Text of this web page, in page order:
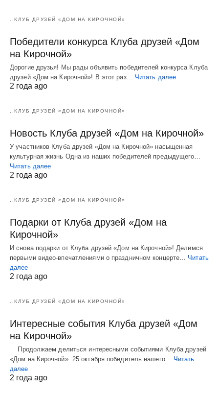
..КЛУБ ДРУЗЕЙ «ДОМ НА КИРОЧНОЙ»
Победители конкурса Клуба друзей «Дом
на Кирочной»
Дорогие друзья! Мы рады объявить победителей конкурса Клуба
друзей «Дом на Кирочной»! В этот раз… Читать далее
2 года ago
..КЛУБ ДРУЗЕЙ «ДОМ НА КИРОЧНОЙ»
Новость Клуба друзей «Дом на Кирочной»
У участников Клуба друзей «Дом на Кирочной» насыщенная
культурная жизнь Одна из наших победителей предыдущего…
Читать далее
2 года ago
..КЛУБ ДРУЗЕЙ «ДОМ НА КИРОЧНОЙ»
Подарки от Клуба друзей «Дом на
Кирочной»
И снова подарки от Клуба друзей «Дом на Кирочной»! Делимся
первыми видео-впечатлениями о праздничном концерте… Читать
далее
2 года ago
..КЛУБ ДРУЗЕЙ «ДОМ НА КИРОЧНОЙ»
Интересные события Клуба друзей «Дом
на Кирочной»
Продолжаем делиться интересными событиями Клуба друзей
«Дом на Кирочной». 25 октября победитель нашего… Читать
далее
2 года ago